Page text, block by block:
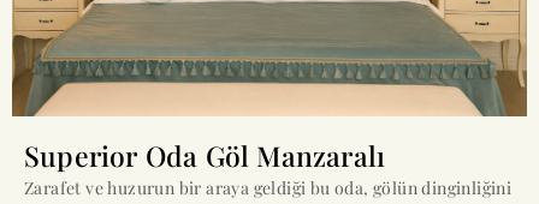
Superior Oda Göl Manzaralı
Zarafet ve huzurun bir araya geldiği bu oda, gölün dinginliğini